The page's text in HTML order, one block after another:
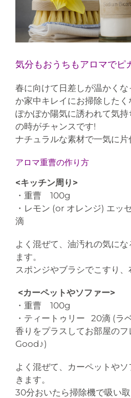
気分もおうちもアロマで
春に向けて日差しが温かく
か家中キレイにお掃除した
ぽかぽか陽気に誘われて気
の時がチャンスです!
ナチュラルな素材で一気に
アロマ重曹の作り方
<キッチン周り>
・重曹 100g
・レモン (or オレンジ) エ
滴
よく混ぜて、油汚れの気に
ます。
スポンジやブラシでこすり、
<カーペットやソファー>
・重曹 100g
・ティートゥリー 20滴 (ラ
香りをプラスしてお部屋のフ
Good♪)
よく混ぜて、カーペットや
きます。
30分おいたら掃除機で吸い